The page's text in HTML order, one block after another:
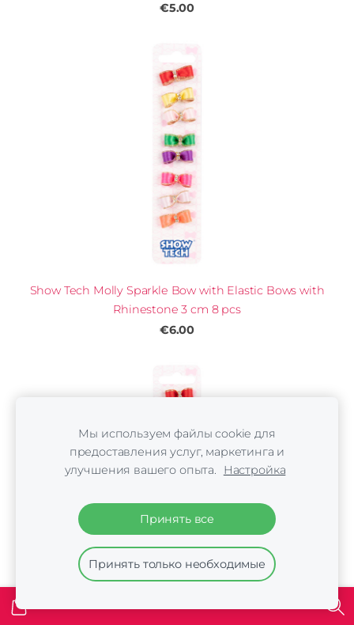
€5.00
Show Tech Molly Sparkle Bow with Elastic Bows with
Rhinestone 3 cm 8 pcs
€6.00
Show Tech Cutie Sparkle Bow with Elastic 8 pcs
Мы используем файлы cookie для
предоставления услуг, маркетинга и
улучшения вашего опыта.
Настройка
Принять все
Принять только необходимые